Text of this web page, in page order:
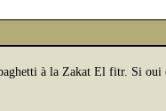
à la Zakat El fitr. Si oui